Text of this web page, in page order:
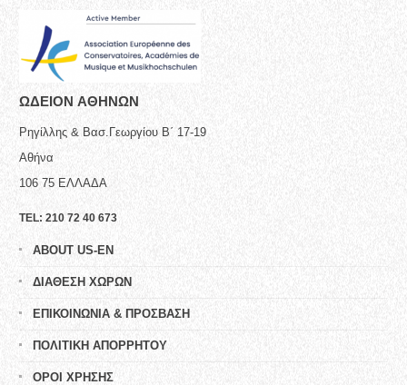
ΩΔΕΙΟN ΑΘΗΝΩΝ
Ρηγίλλης & Βασ.Γεωργίου Β΄ 17-19
Αθήνα
106 75 ΕΛΛΑΔΑ
TEL: 210 72 40 673
ABOUT US-EN
ΔΙΑΘΕΣΗ ΧΩΡΩΝ
ΕΠΙΚΟΙΝΩΝΙΑ & ΠΡΟΣΒΑΣΗ
ΠΟΛΙΤΙΚΗ ΑΠΟΡΡΗΤΟΥ
ΟΡΟΙ ΧΡΗΣΗΣ